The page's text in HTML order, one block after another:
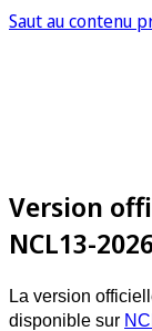
Saut au contenu
Version
NCL13-
La version
disponible sur